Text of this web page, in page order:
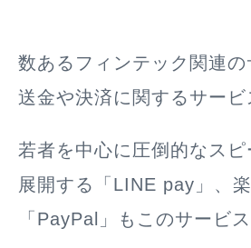
数あるフィンテック関連
送金や決済に関するサー
若者を中心に圧倒的なス
展開する「LINE pay」、
「PayPal」もこのサービ